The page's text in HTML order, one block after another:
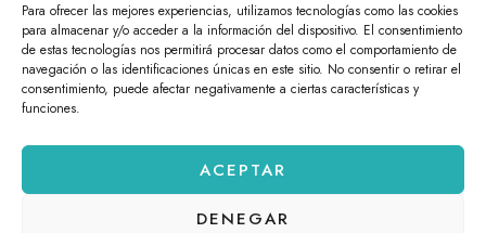
Para ofrecer las mejores experiencias, utilizamos tecnologías como las cookies
para almacenar y/o acceder a la información del dispositivo. El consentimiento
de estas tecnologías nos permitirá procesar datos como el comportamiento de
navegación o las identificaciones únicas en este sitio. No consentir o retirar el
consentimiento, puede afectar negativamente a ciertas características y
funciones.
ACEPTAR
DENEGAR
© bellezacosmetica.com 2026 – Todos los derechos reservados.